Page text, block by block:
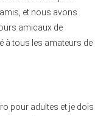
et nous avons
amicaux de
à tous les amateurs de
pour adultes et je dois